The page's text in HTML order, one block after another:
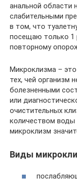
анальной области
слабительными
в том, что
посещаю только 1
повторному
Микроклизма –
тех, чей организм
болезненными
или
очистительных
количеством воды
микроклизм
Виды